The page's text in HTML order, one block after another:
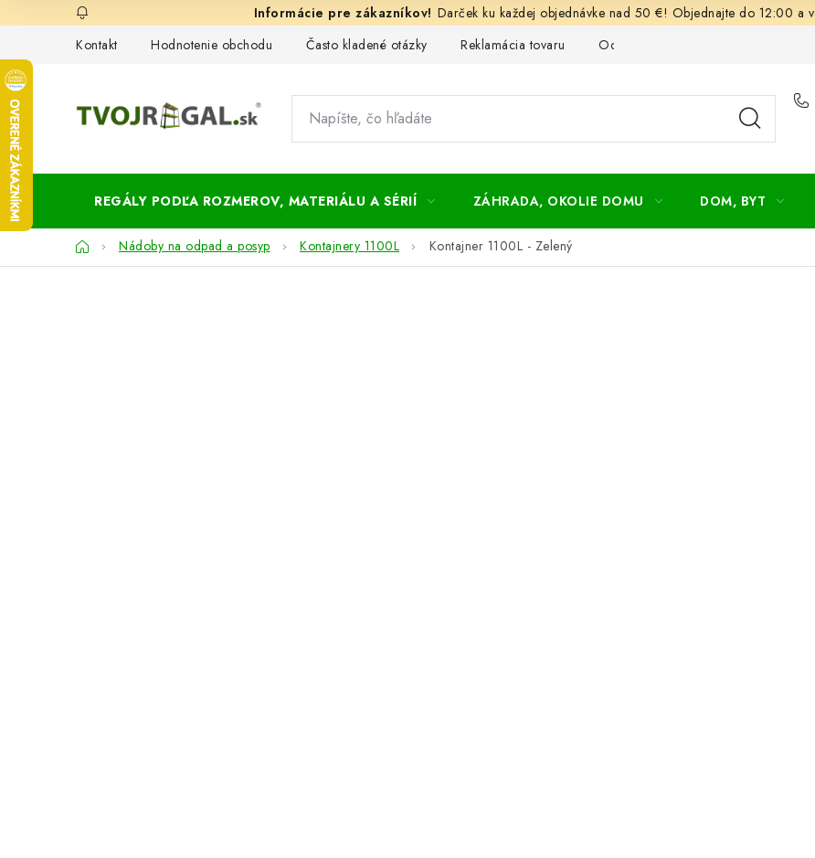
na
Darček ku každej objednávke nad 50 €! Objednajte do 12:00 a
Kontakt
Hodnotenie obchodu Často kladené otázky Reklamácia tovaru Odstúpenie od kúpnej zmluvy
REGÁLY PODĽA ROZMEROV, MATERIÁLU A SÉRIÍ ZÁHRADA, OKOLIE DOMU DOM, BYT
DomovNádoby na odpad a posyp Kontajnery 1100L Kontajner 1100L - Zelený